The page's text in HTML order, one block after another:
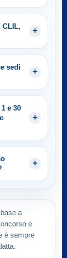
CLIL,
sedi
e 30
a
e
è sempre